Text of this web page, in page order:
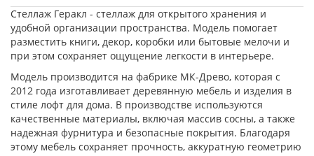
Стеллаж Геракл - стеллаж для открытого хранения и
удобной организации пространства. Модель помогает
разместить книги, декор, коробки или бытовые мелочи и
при этом сохраняет ощущение легкости в интерьере.
Модель производится на фабрике МК-Древо, которая с
2012 года изготавливает деревянную мебель и изделия в
стиле лофт для дома. В производстве используются
качественные материалы, включая массив сосны, а также
надежная фурнитура и безопасные покрытия. Благодаря
этому мебель сохраняет прочность, аккуратную геометрию